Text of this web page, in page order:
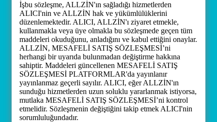
İşbu sözleşme, ALLZİN'ın sağladığı hizmetlerden
ALICI'nin ve ALLZİN hak ve yükümlülüklerini
düzenlemektedir. ALICI, ALLZİN'ı ziyaret etmekle,
kullanmakla veya üye olmakla bu sözleşmede geçen tüm
maddeleri okuduğunu, anladığını ve kabul ettiğini onaylar.
ALLZİN, MESAFELİ SATIŞ SÖZLEŞMESİ’ni
herhangi bir uyarıda bulunmadan değiştirme hakkına
sahiptir. Maddeleri güncellenen MESAFELİ SATIŞ
SÖZLEŞMESİ PLATFORMLAR'da yayınlanır
yayınlanmaz geçerli sayılır. ALICI, eğer ALLZİN'ın
sunduğu hizmetlerden uzun soluklu yararlanmak istiyorsa,
mutlaka MESAFELİ SATIŞ SÖZLEŞMESİ’ni kontrol
etmelidir. Sözleşmenin değiştiğini takip etmek ALICI'nin
sorumluluğundadır.